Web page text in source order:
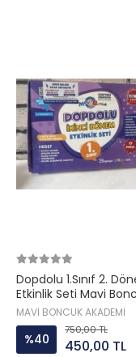
Dopdolu 1.Sınıf 2.
Etkinlik Seti Mavi
MAVİ BONCUK AKADEMİ
%40
750,00 TL
450,00 TL